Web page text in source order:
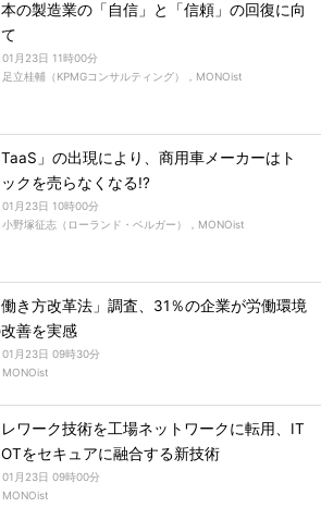
本の製造業の「自信」と「信頼」の回復に向
01月23日 11時00分
足立桂輔（KPMGコンサルティング），MONOist
TaaS」の出現により、商用車メーカーはト
クを売らなくなる!?
01月23日 10時00分
小野塚征志（ローランド・ベルガー），MONOist
働き方改革法」調査、31％の企業が労働環境
善を実感
01月23日 09時30分
MONOist
ワーク技術を工場ネットワークに転用、IT
OTをセキュアに融合する新技術
01月23日 09時00分
MONOist